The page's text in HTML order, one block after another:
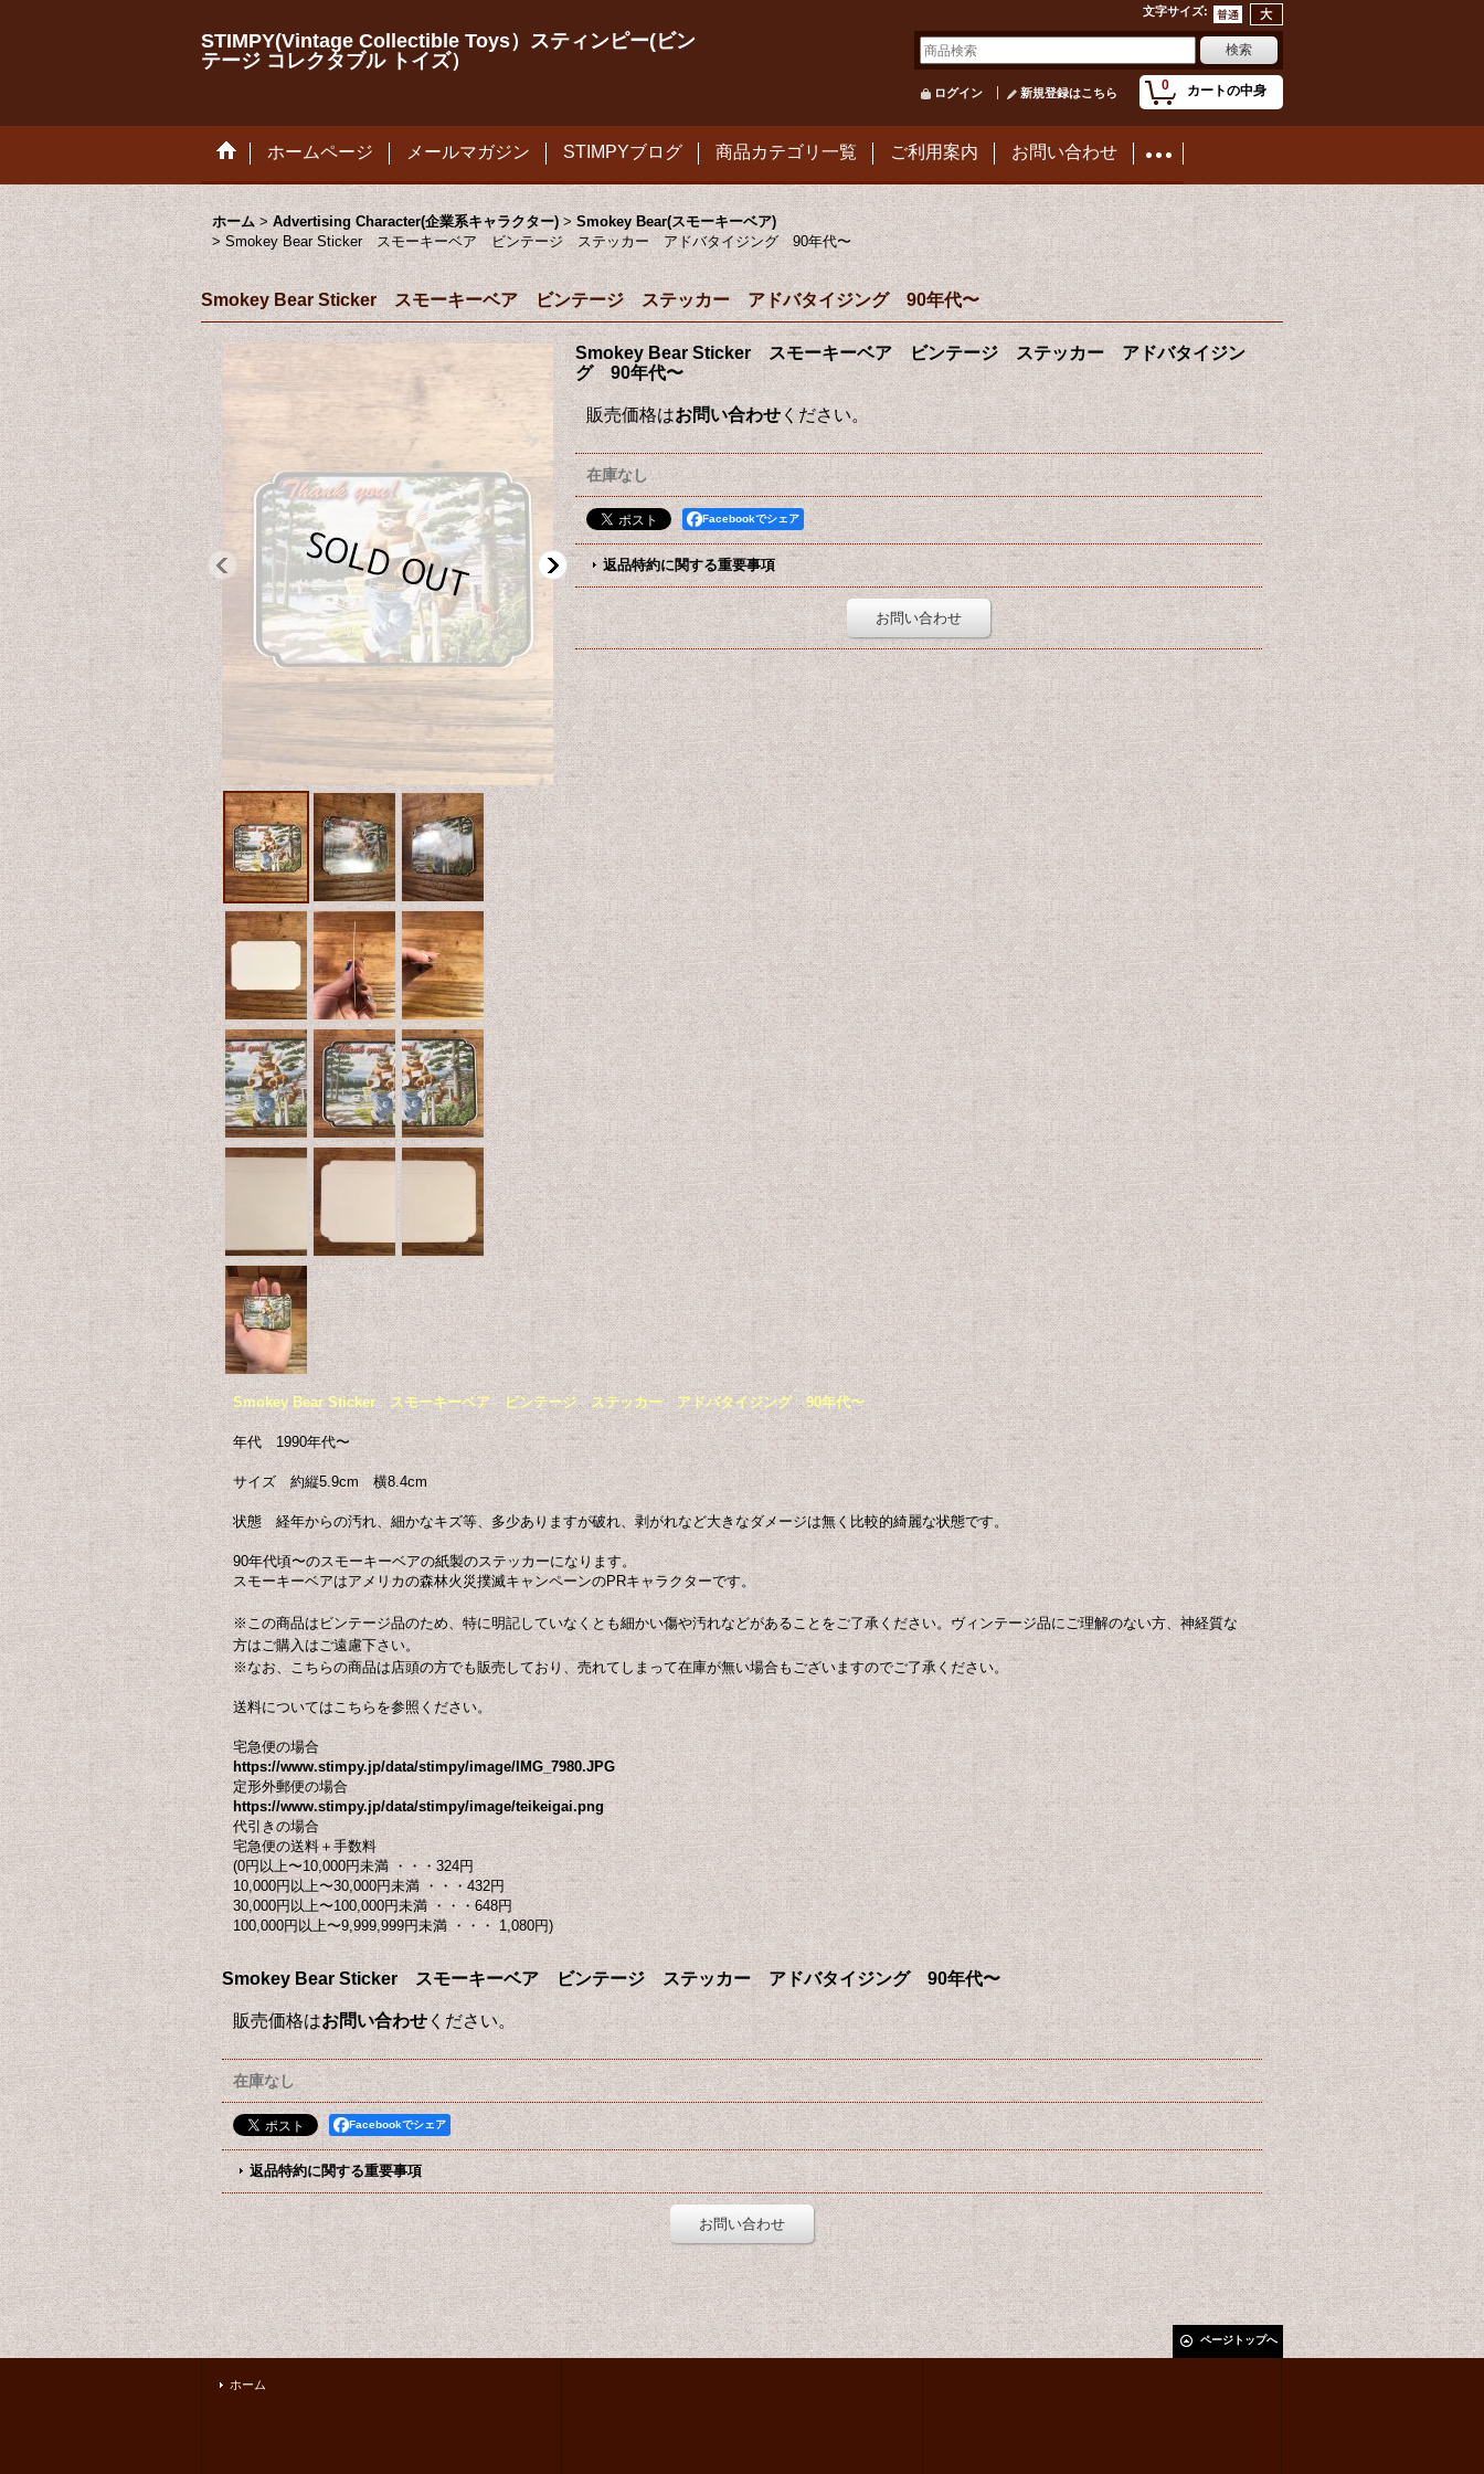
文字サイズ:
STIMPY(Vintage Collectible Toys）スティンピー(ビン
テージ コレクタブル トイズ）
0 カートの中身
ログイン 新規登録はこちら
ホームページ メールマガジン STIMPYブログ 商品カテゴリ一覧 ご利用案内 お問い合わせ
ホーム > Advertising Character(企業系キャラクター) > Smokey Bear(スモーキーベア)
> Smokey Bear Sticker スモーキーベア ビンテージ ステッカー アドバタイジング 90年代〜
Smokey Bear Sticker スモーキーベア ビンテージ ステッカー アドバタイジング 90年代〜
Smokey Bear Sticker スモーキーベア ビンテージ ステッカー アドバタイジン
グ 90年代〜
販売価格はお問い合わせ ください。
在庫なし
Facebookでシェア
返品特約に関する重要事項
お問い合わせ
Smokey Bear Sticker スモーキーベア ビンテージ ステッカー アドバタイジング 90年代〜
年代 1990年代〜
サイズ 約縦5.9cm 横8.4cm
状態 経年からの汚れ、細かなキズ等、多少ありますが破れ、剥がれなど大きなダメージは無く比較的綺麗な状態です。
90年代頃〜のスモーキーベアの紙製のステッカーになります。
スモーキーベアはアメリカの森林火災撲滅キャンペーンのPRキャラクターです。
※この商品はビンテージ品のため、特に明記していなくとも細かい傷や汚れなどがあることをご了承ください。ヴィンテージ品にご理解のない方、神経質な
方はご購入はご遠慮下さい。
※なお、こちらの商品は店頭の方でも販売しており、売れてしまって在庫が無い場合もございますのでご了承ください。
送料についてはこちらを参照ください。
宅急便の場合
https://www.stimpy.jp/data/stimpy/image/IMG_7980.JPG
定形外郵便の場合
https://www.stimpy.jp/data/stimpy/image/teikeigai.png
代引きの場合
宅急便の送料＋手数料
(0円以上〜10,000円未満 ・・・324円
10,000円以上〜30,000円未満 ・・・432円
30,000円以上〜100,000円未満 ・・・648円
100,000円以上〜9,999,999円未満 ・・・ 1,080円)
Smokey Bear Sticker スモーキーベア ビンテージ ステッカー アドバタイジング 90年代〜
販売価格はお問い合わせ ください。
在庫なし
Facebookでシェア
返品特約に関する重要事項
お問い合わせ
ページトップへ
ホーム